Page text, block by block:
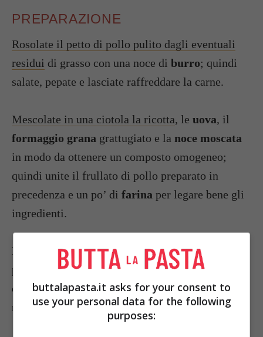
PREPARAZIONE
Rosolate il petto di pollo pulito dagli eventuali
residui di grasso con una noce di burro; quindi
salate, pepate e lasciate raffreddare la carne.
Mescolate in una ciotola la ricotta, le uova, il
formaggio grana grattugiato e la noce moscata
in modo da ottenere un composto omogeneo;
quindi unite il frullato di pollo preparato in
precedenza e un po’ di farina per legare bene gli
ingredienti.
Bollite il brodoe fate scivolare all’interno in
piccole quantità il composto, aiutandovi con un
cucchiaio; quindi cuocete gli gnocchi per 5
minuti e servite.
buttalapasta.it asks for your consent to
use your personal data for the following
purposes: